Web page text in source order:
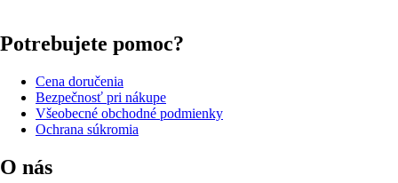
Potrebujete pomoc?
Cena doručenia
Bezpečnosť pri nákupe
Všeobecné obchodné podmienky
Ochrana súkromia
O nás